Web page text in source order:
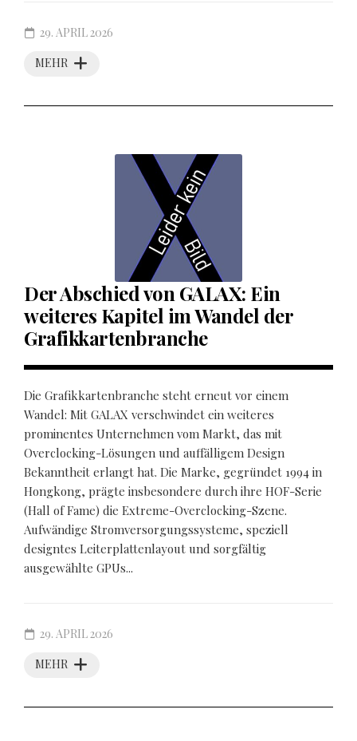
MEHR
29. APRIL 2026
Der Abschied von GALAX: Ein
weiteres Kapitel im Wandel der
Grafikkartenbranche
Die Grafikkartenbranche steht erneut vor einem
Wandel: Mit GALAX verschwindet ein weiteres
prominentes Unternehmen vom Markt, das mit
Overclocking-Lösungen und auffälligem Design
Bekanntheit erlangt hat. Die Marke, gegründet 1994 in
Hongkong, prägte insbesondere durch ihre HOF-Serie
(Hall of Fame) die Extreme-Overclocking-Szene.
Aufwändige Stromversorgungssysteme, speziell
designtes Leiterplattenlayout und sorgfältig
ausgewählte GPUs...
MEHR
29. APRIL 2026